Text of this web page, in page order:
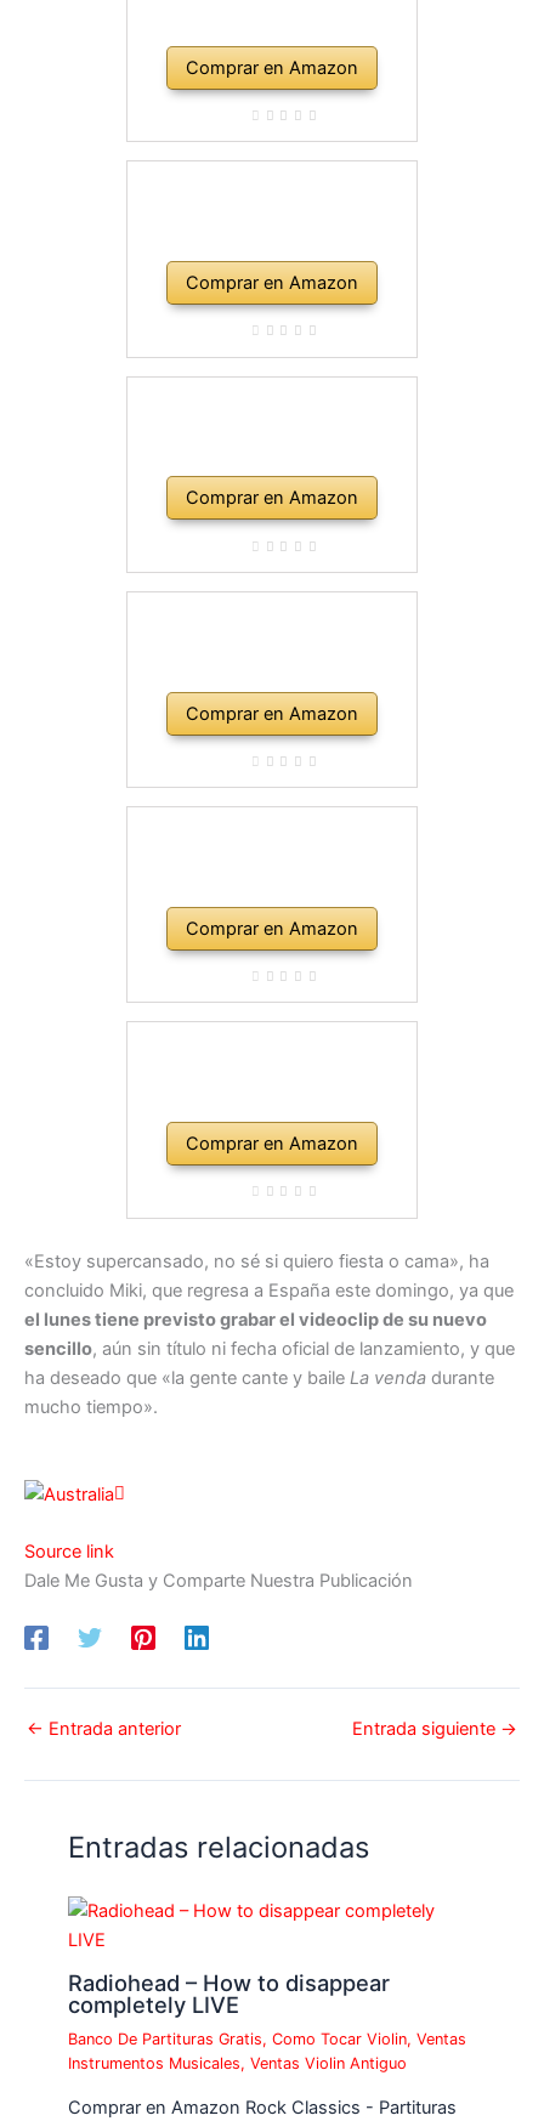
Comprar en Amazon
Comprar en Amazon
Comprar en Amazon
Comprar en Amazon
Comprar en Amazon
Comprar en Amazon
«Estoy supercansado, no sé si quiero fiesta o cama», ha
concluido Miki, que regresa a España este domingo, ya que
el lunes tiene previsto grabar el videoclip de su nuevo
sencillo, aún sin título ni fecha oficial de lanzamiento, y que
ha deseado que «la gente cante y baile La venda durante
mucho tiempo».
Source link
Dale Me Gusta y Comparte Nuestra Publicación
← Entrada anterior Entrada siguiente →
Entradas relacionadas
Radiohead – How to disappear
completely LIVE
Banco De Partituras Gratis,Como Tocar Violin,Ventas
Instrumentos Musicales,Ventas Violin Antiguo
Comprar en Amazon Rock Classics - Partituras